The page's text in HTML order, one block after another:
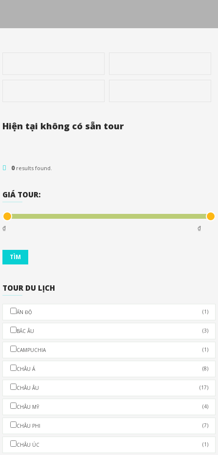
Hiện tại không có sẵn tour
0results found.
GIÁ TOUR:
₫ ₫
TOUR DU LỊCH
ẤN ĐỘ (1)
BẮC ÂU (3)
CAMPUCHIA (1)
CHÂU Á (8)
CHÂU ÂU (17)
CHÂU MỸ (4)
CHÂU PHI (7)
CHÂU ÚC (1)